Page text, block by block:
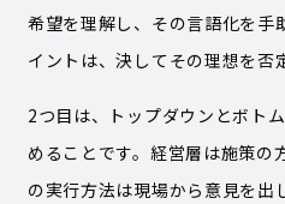
希望を理解し、その言語化を手
イントは、決してその理想を否
2つ目は、トップダウンとボト
めることです。経営層は施策の
の実行方法は現場から意見を出